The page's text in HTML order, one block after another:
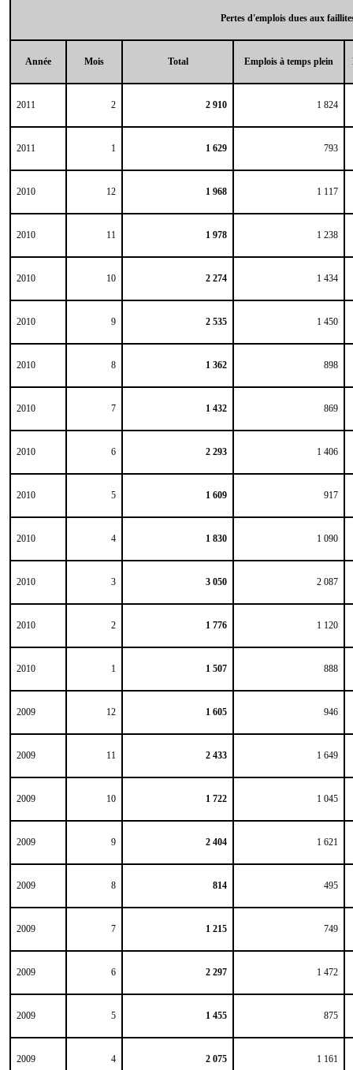
Pertes d'emplois dues aux
Année Mois Total Emplois à temps plein
2011 2 2 910 1 824
2011 1 1 629 793
2010 12 1 968 1 117
2010 11 1 978 1 238
2010 10 2 274 1 434
2010 9 2 535 1 450
2010 8 1 362 898
2010 7 1 432 869
2010 6 2 293 1 406
2010 5 1 609 917
2010 4 1 830 1 090
2010 3 3 050 2 087
2010 2 1 776 1 120
2010 1 1 507 888
2009 12 1 605 946
2009 11 2 433 1 649
2009 10 1 722 1 045
2009 9 2 404 1 621
2009 8 814 495
2009 7 1 215 749
2009 6 2 297 1 472
2009 5 1 455 875
2009 4 2 075 1 161